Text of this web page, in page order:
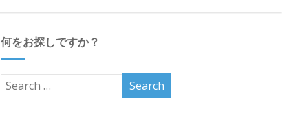
何をお探しですか？